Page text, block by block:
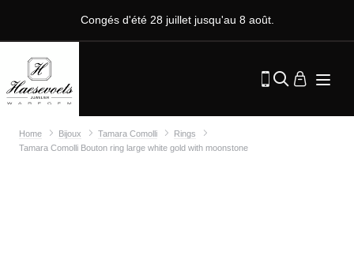
Congés d'été 28 juillet jusqu'au 8 août.
Home Bijoux Tamara Comolli
Rings
Tamara Comolli Bouton ring large white gold with moonstone